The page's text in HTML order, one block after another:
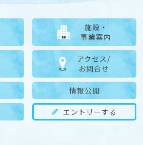
施設・
事業案内
アクセス/
お問合せ
情報公開
エントリーする